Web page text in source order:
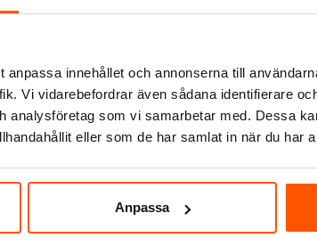
innehållet och annonserna till
Vi vidarebefordrar även sådana identifierare
analysföretag som vi samarbetar med. Dessa
eller som de har samlat in när du har
Anpassa
X-
Hide-a-lite LiteTrac Täcklock
Hide-a-Lite
99,00 kr